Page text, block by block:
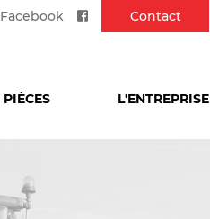
Facebook Contact
PIÈCES L'ENTREPRISE